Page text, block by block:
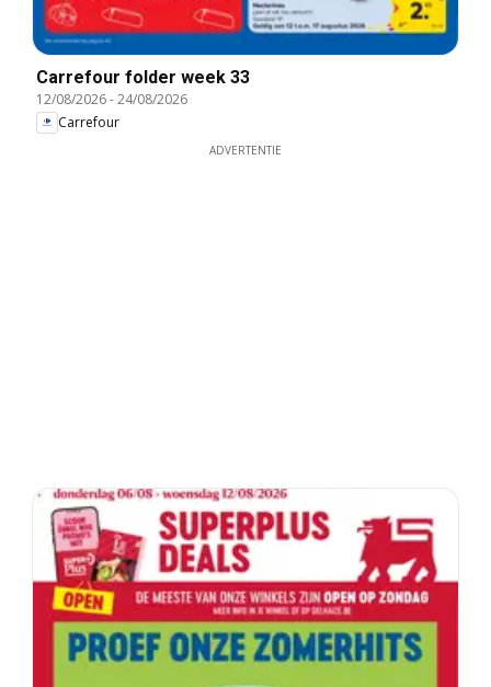
Carrefour folder week 33
12/08/2026-24/08/2026
Carrefour
ADVERTENTIE